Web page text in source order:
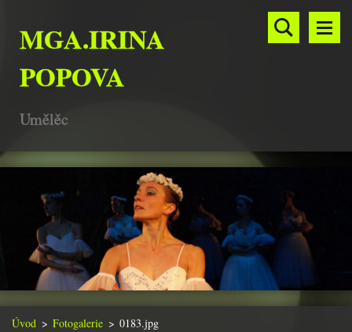
MGA.IRINA
POPOVA
Umělěc
Úvod > Fotogalerie > 0183.jpg